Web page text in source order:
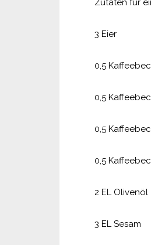
Zutaten für
3 Eier
0,5
0,5
0,5
0,5
2 EL Olivenöl
3 EL Sesam